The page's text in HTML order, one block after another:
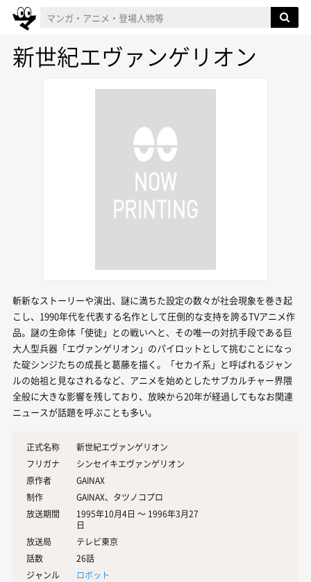
新世紀エヴァンゲリオン
斬新なストーリーや演出、謎に満ちた設定の数々が社会現象を巻き起
こし、1990年代を代表する名作として圧倒的な支持を誇るTVアニメ作
品。謎の生命体「使徒」との戦いへと、その唯一の対抗手段である巨
大人型兵器「エヴァンゲリオン」のパイロットとして挑むことになっ
た碇シンジたちの成長と葛藤を描く。「セカイ系」と呼ばれるジャン
ルの始祖と見なされるなど、アニメを始めとしたサブカルチャー界隈
全般に大きな影響を残しており、放映から20年が経過してもなお関連
ニュースが話題を呼ぶことも多い。
正式名称
新世紀エヴァンゲリオン
フリガナ
シンセイキエヴァンゲリオン
原作者
GAINAX
制作
GAINAX、タツノコプロ
放送期間
1995年10月4日 〜 1996年3月27
日
放送局
テレビ東京
話数
26話
ジャンル
ロボット